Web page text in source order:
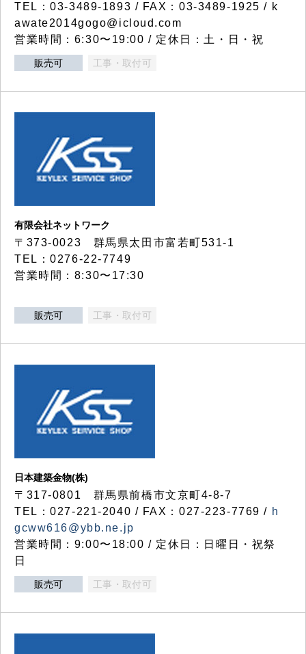
TEL：03-3489-1893 / FAX：03-3489-1925 / k
awate2014gogo@icloud.com
営業時間：6:30〜19:00 / 定休日：土・日・祝
販売可 工事・取付可
有限会社ネットワーク
〒373-0023 群馬県太田市富若町531-1
TEL：0276-22-7749
営業時間：8:30〜17:30
販売可 工事・取付可
日本建築金物(株)
〒317‐0801 群馬県前橋市文京町4-8-7
TEL：027-221-2040 / FAX：027-223-7769 / h
gcww616@ybb.ne.jp
営業時間：9:00〜18:00 / 定休日：日曜日・祝祭
日
販売可 工事・取付可